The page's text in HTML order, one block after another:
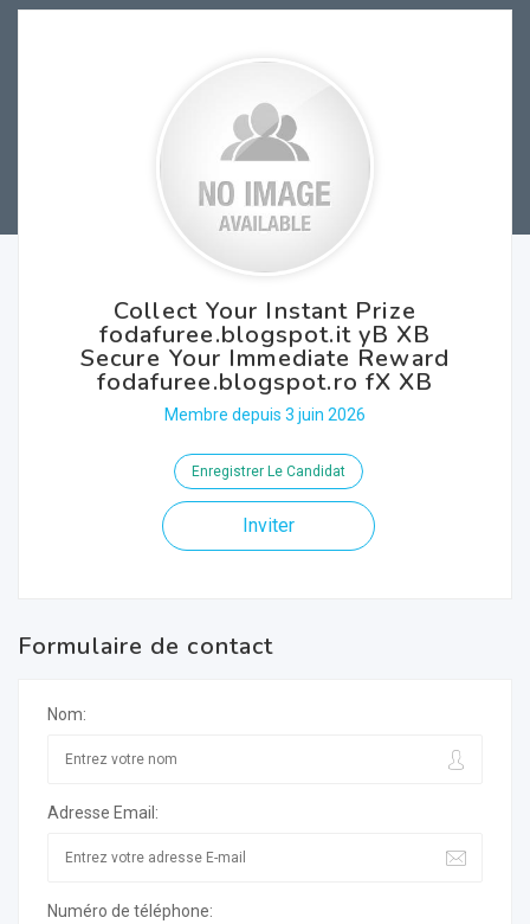
Collect Your Instant Prize
fodafuree.blogspot.it yB XB
Secure Your Immediate Reward
fodafuree.blogspot.ro fX XB
Membre depuis 3 juin 2026
Enregistrer Le Candidat
Inviter
Formulaire de contact
Nom:
Adresse Email:
Numéro de téléphone: